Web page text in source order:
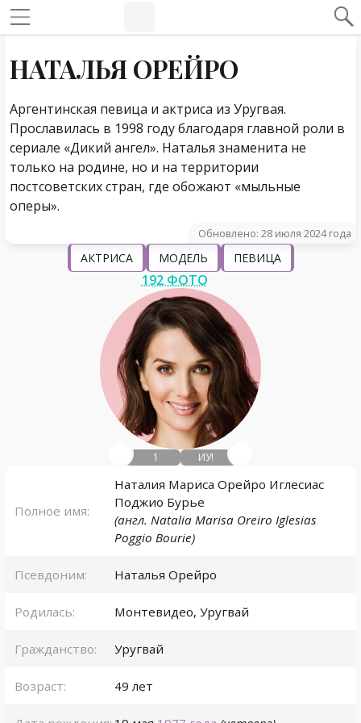
НАТАЛЬЯ ОРЕЙРО
Аргентинская певица и актриса из Уругвая.
Прославилась в 1998 году благодаря главной роли в
сериале «Дикий ангел». Наталья знаменита не
только на родине, но и на территории
постсоветских стран, где обожают «мыльные
оперы».
Обновлено: 28 июля 2024 года
АКТРИСА МОДЕЛЬ ПЕВИЦА
192 ФОТО
1 ИУ!
Полное имя:
Наталия Мариса Орейро Иглесиас
Поджио Бурье
(англ. Natalia Marisa Oreiro Iglesias
Poggio Bourie)
Псевдоним: Наталья Орейро
Родилась: Монтевидео, Уругвай
Гражданство: Уругвай
Возраст: 49 лет